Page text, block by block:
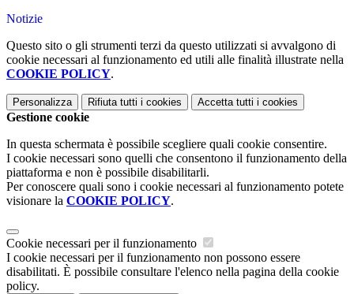
Notizie
Questo sito o gli strumenti terzi da questo utilizzati si avvalgono di
cookie necessari al funzionamento ed utili alle finalità illustrate nella
COOKIE POLICY.
Personalizza Rifiuta tutti i cookies Accetta tutti i cookies
Gestione cookie
In questa schermata è possibile scegliere quali cookie consentire.
I cookie necessari sono quelli che consentono il funzionamento della
piattaforma e non è possibile disabilitarli.
Per conoscere quali sono i cookie necessari al funzionamento potete
visionare la COOKIE POLICY.
Cookie necessari per il funzionamento
I cookie necessari per il funzionamento non possono essere
disabilitati. È possibile consultare l'elenco nella pagina della cookie
policy.